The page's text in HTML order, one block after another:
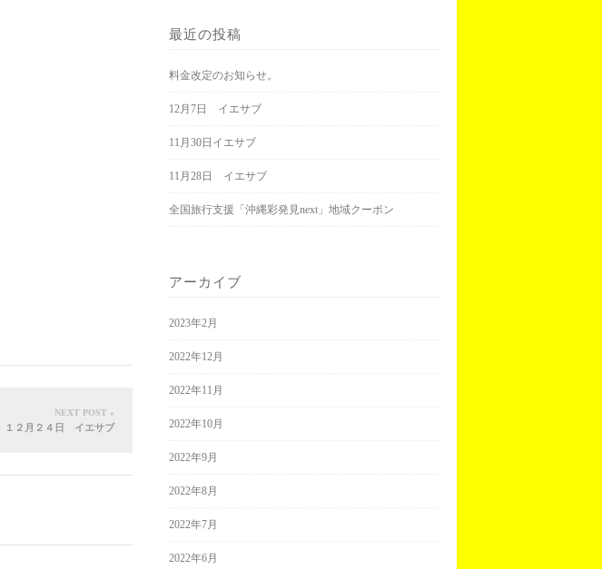
NEXT POST »
１２月２４日 イエサブ
最近の投稿
料金改定のお知らせ。
12月7日 イエサブ
11月30日イエサブ
11月28日 イエサブ
全国旅行支援「沖縄彩発見next」地域クーポン
アーカイブ
2023年2月
2022年12月
2022年11月
2022年10月
2022年9月
2022年8月
2022年7月
2022年6月